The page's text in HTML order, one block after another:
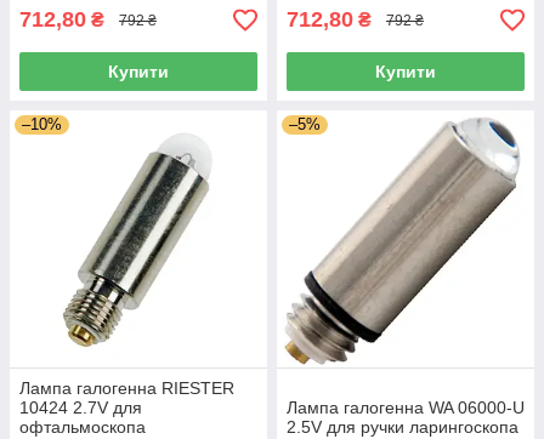
712,80 ₴ 792 ₴
Купити
712,80 ₴ 792 ₴
Купити
–10%
Лампа галогенна RIESTER
10424 2.7V для
офтальмоскопа
–5%
Лампа галогенна WA 06000-U
2.5V для ручки ларингоскопа